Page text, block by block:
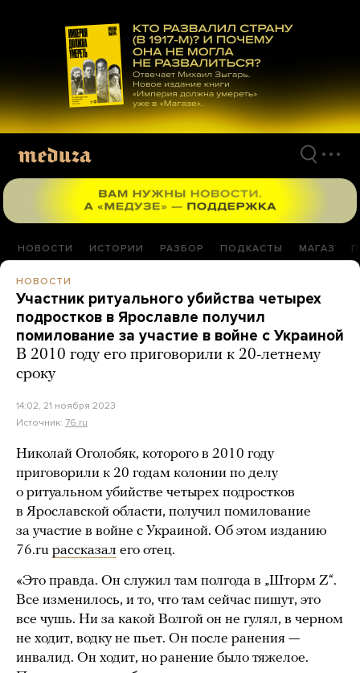
материалам
НОВОСТИ ИСТОРИИ РАЗБОР ПОДКАСТЫ МАГАЗ
НОВОСТИ
Участник ритуального убийства четырех
подростков в Ярославле получил
помилование за участие в войне с Украиной
В 2010 году его приговорили к 20-летнему
сроку
14:02, 21 ноября 2023
Источник: 76.ru
Николай Оголобяк, которого в 2010 году
приговорили к 20 годам колонии по делу
о ритуальном убийстве четырех подростков
в Ярославской области, получил помилование
за участие в войне с Украиной. Об этом изданию
76.ru рассказал его отец.
«Это правда. Он служил там полгода в „Шторм Z“.
Все изменилось, и то, что там сейчас пишут, это
все чушь. Ни за какой Волгой он не гулял, в черном
не ходит, водку не пьет. Он после ранения —
инвалид. Он ходит, но ранение было тяжелое.